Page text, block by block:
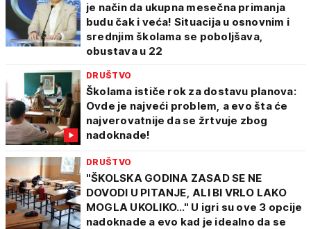
je način da ukupna mesečna primanja
budu čak i veća! Situacija u osnovnim i
srednjim školama se poboljšava,
obustava u 22
DRUŠTVO
Školama ističe rok za dostavu planova:
Ovde je najveći problem, a evo šta će
najverovatnije da se žrtvuje zbog
nadoknade!
DRUŠTVO
"ŠKOLSKA GODINA ZASAD SE NE
DOVODI U PITANJE, ALI BI VRLO LAKO
MOGLA UKOLIKO..." U igri su ove 3 opcije
nadoknade a evo kad je idealno da se